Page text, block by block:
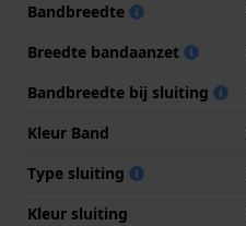
Bandbreedte
Breedte bandaanzet
Bandbreedte bij sluiting
Kleur Band
Type sluiting
Kleur sluiting